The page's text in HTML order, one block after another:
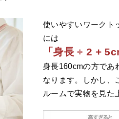
使いやすいワークト
には
「身長 ÷ 2 +
身長160cmの方であ
なります。しかし、
ルームで実物を見た